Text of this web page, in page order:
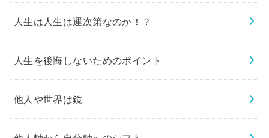
人生は人生は運次第なのか！？
人生を後悔しないためのポイント
他人や世界は鏡